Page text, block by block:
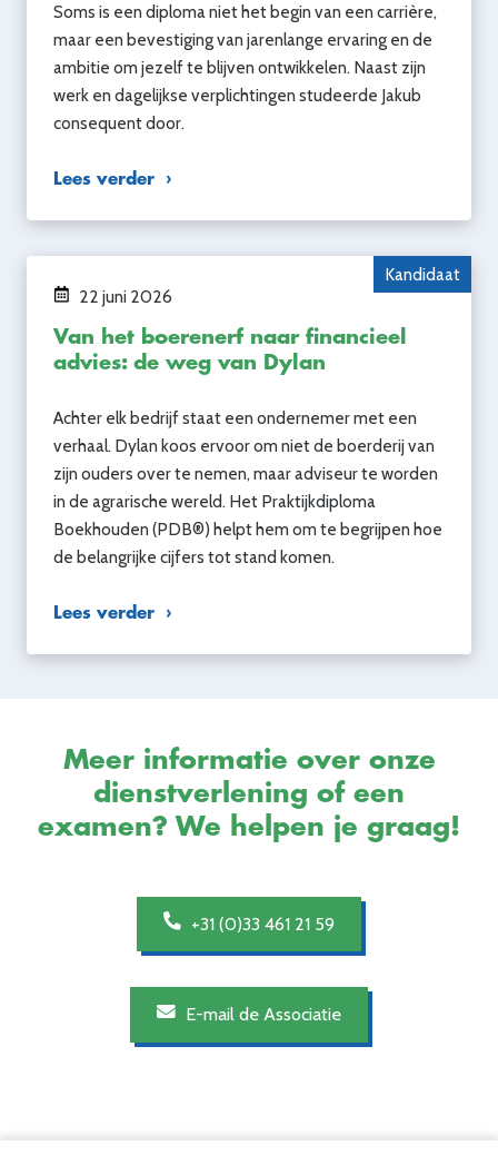
Soms is een diploma niet het begin van een carrière,
maar een bevestiging van jarenlange ervaring en de
ambitie om jezelf te blijven ontwikkelen. Naast zijn
werk en dagelijkse verplichtingen studeerde Jakub
consequent door.
Lees verder
Kandidaat
22 juni 2026
Van het boerenerf naar financieel
advies: de weg van Dylan
Achter elk bedrijf staat een ondernemer met een
verhaal. Dylan koos ervoor om niet de boerderij van
zijn ouders over te nemen, maar adviseur te worden
in de agrarische wereld. Het Praktijkdiploma
Boekhouden (PDB®) helpt hem om te begrijpen hoe
de belangrijke cijfers tot stand komen.
Lees verder
Meer informatie over onze
dienstverlening of een
examen? We helpen je graag!
+31 (0)33 461 21 59
E-mail de Associatie